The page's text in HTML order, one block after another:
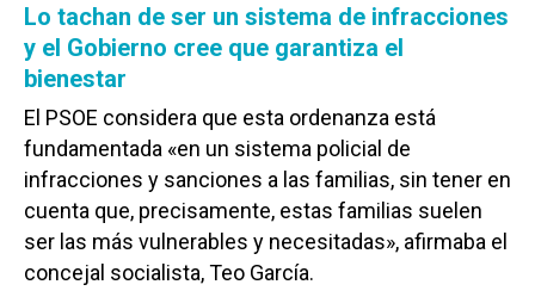
Lo tachan de ser un sistema de infracciones
y el Gobierno cree que garantiza el
bienestar
El PSOE considera que esta ordenanza está
fundamentada «en un sistema policial de
infracciones y sanciones a las familias, sin tener en
cuenta que, precisamente, estas familias suelen
ser las más vulnerables y necesitadas», afirmaba el
concejal socialista, Teo García.